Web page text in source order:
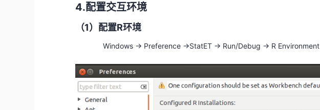
4.配置交互环境
（1）配置R环境
Windows -> Preference ->StatET -> Run/Debug -> R Environment